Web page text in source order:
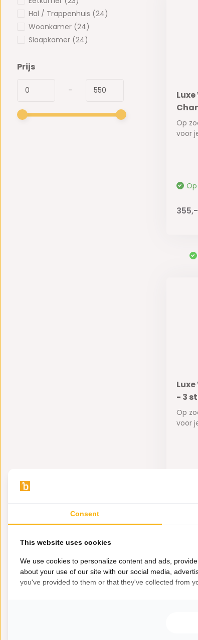
Hal / Trappenhuis (24)
Woonkamer (24)
Slaapkamer (24)
Prijs
-
Op
voor
355,-
- 3
Op
voor
475,-
Consent
This website uses cookies
We use cookies to personalize content and ads,
about your use of our site with our social media,
you've provided to them or that they've collected from